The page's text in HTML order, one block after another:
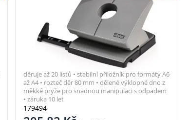
179494
děruje až 20 listů • stabilní příložník pro formáty A6
až A4 • rozteč děr 80 mm • dělené výklopné dno z
měkké pryže pro snadnou manipulaci s odpadem
• záruka 10 let